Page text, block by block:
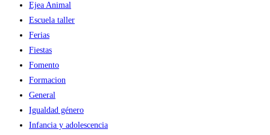
Ejea Animal
Escuela taller
Ferias
Fiestas
Fomento
Formacion
General
Igualdad género
Infancia y adolescencia